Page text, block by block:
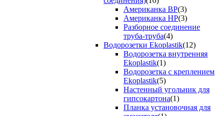
Американка ВР(3)
Американка НР(3)
Разборное соединение
труба-труба(4)
Водорозетки Ekoplastik(12)
Водорозетка внутренняя
Ekoplastik(1)
Водорозетка с креплением
Ekoplastik(5)
Настенный угольник для
гипсокартона(1)
Планка установочная для